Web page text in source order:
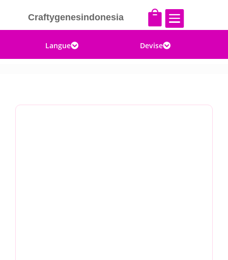
Craftygenesindonesia  
Langue Devise